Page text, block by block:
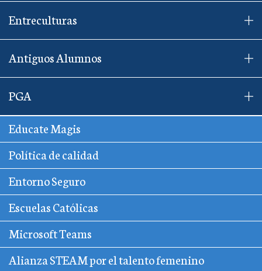
Entreculturas
Antiguos Alumnos
PGA
Educate Magis
Política de calidad
Entorno Seguro
Escuelas Católicas
Microsoft Teams
Alianza STEAM por el talento femenino